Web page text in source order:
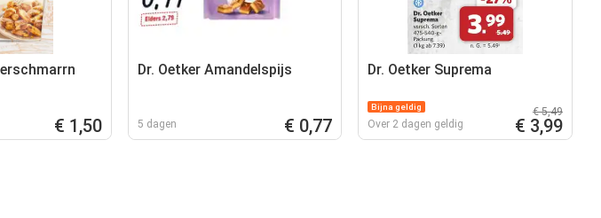
€ 1,50
Dr. Oetker Amandelspijs
5 dagen € 0,77
Dr. Oetker Suprema
Bijna geldig
Over 2 dagen geldig
€ 5,49
€ 3,99